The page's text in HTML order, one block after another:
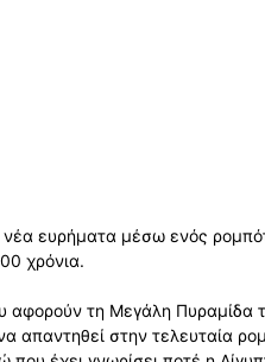
ευρήματα μέσω ενός
χρόνια.
τη Μεγάλη Πυραμίδα
απαντηθεί στην τελευταία